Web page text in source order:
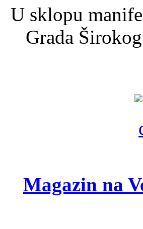
U sklopu
Grada
Magazin na